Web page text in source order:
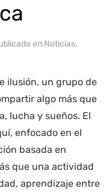
en Noticias.
ilusión, un grupo de
algo más que
lucha y sueños. El
enfocado en el
basada en
que una actividad
aprendizaje entre